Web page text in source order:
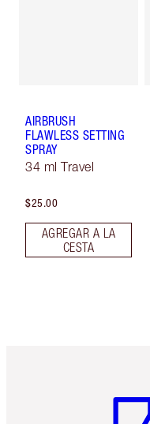
AIRBRUSH
FLAWLESS SETTING
SPRAY
34 ml Travel
$25.00
AGREGAR A LA
CESTA